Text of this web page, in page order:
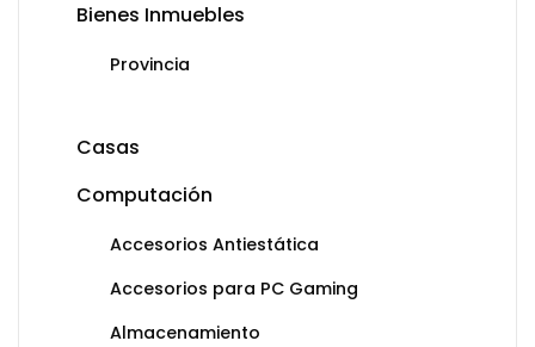
Bienes Inmuebles
Provincia
Casas
Computación
Accesorios Antiestática
Accesorios para PC Gaming
Almacenamiento